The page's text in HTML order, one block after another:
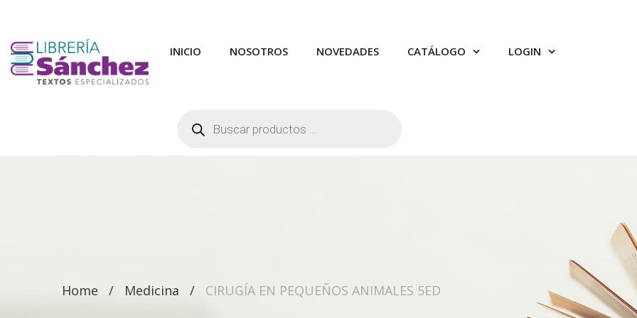
INICIO NOSOTROS NOVEDADES CATÁLOGO LOGIN
productos
Home Medicina CIRUGÍA EN PEQUEÑOS ANIMALES 5ED